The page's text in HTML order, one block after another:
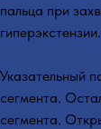
пальца при
гиперэкстензии.
Указательный
сегмента.
сегмента.